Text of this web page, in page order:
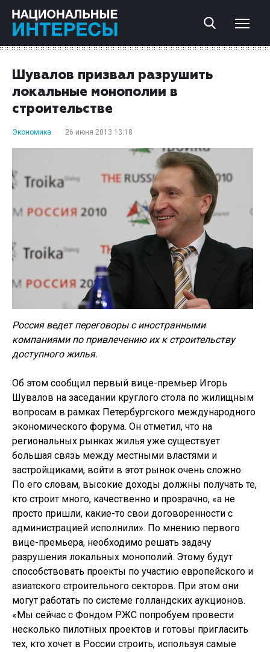
Шувалов призвал разрушить
локальные монополии в
строительстве
Экономика 26 июня 2013 13:18
Россия ведет переговоры с иностранными
компаниями по привлечению их к строительству
доступного жилья.
Об этом сообщил первый вице-премьер Игорь
Шувалов на заседании круглого стола по жилищным
вопросам в рамках Петербургского международного
экономического форума. Он отметил, что на
региональных рынках жилья уже существует
большая связь между местными властями и
застройщиками, войти в этот рынок очень сложно.
По его словам, высокие доходы должны получать те,
кто строит много, качественно и прозрачно, «а не
просто пришли, какие-то свои договоренности с
администрацией исполнили». По мнению первого
вице-премьера, необходимо решать задачу
разрушения локальных монополий. Этому будут
способствовать проекты по участию европейского и
азиатского строительного секторов. При этом они
могут работать по системе голландских аукционов.
«Мы сейчас с Фондом РЖС попробуем провести
несколько пилотных проектов и готовы пригласить
тех, кто хочет в России строить, используя самые